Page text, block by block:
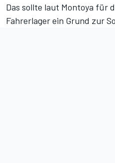
Das sollte laut Montoya für
Fahrerlager ein Grund zur